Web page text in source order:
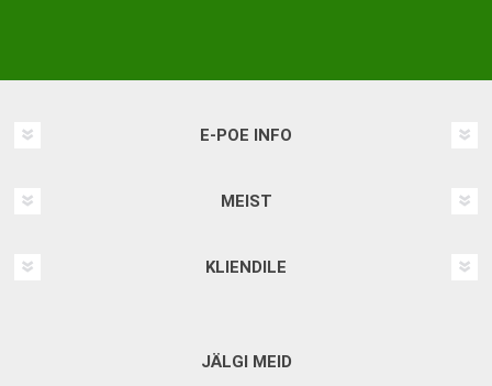
E-POE INFO
MEIST
KLIENDILE
JÄLGI MEID